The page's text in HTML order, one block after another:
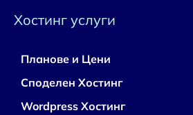
Хостинг услуги
Планове и Цени
Споделен Хостинг
Wordpress Хостинг